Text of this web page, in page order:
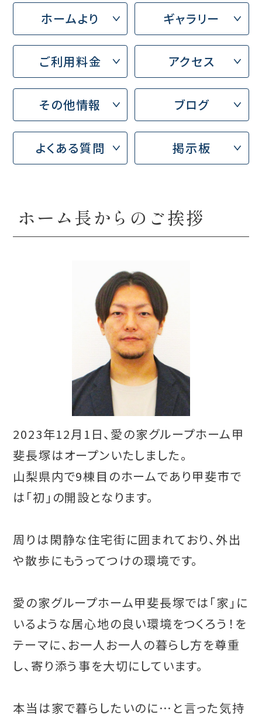
ホームより ギャラリー
ご利用料金 アクセス
その他情報 ブログ
よくある質問 掲示板
ホーム長からのご挨拶
2023年12月1日、愛の家グループホーム甲
斐長塚はオープンいたしました。
山梨県内で9棟目のホームであり甲斐市で
は「初」の開設となります。
周りは閑静な住宅街に囲まれており、外出
や散歩にもうってつけの環境です。
愛の家グループホーム甲斐長塚では「家」に
いるような居心地の良い環境をつくろう！を
テーマに、お一人お一人の暮らし方を尊重
し、寄り添う事を大切にしています。
本当は家で暮らしたいのに…と言った気持